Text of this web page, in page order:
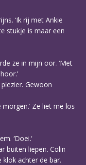
‘Ik rij met Ankie
stukje is maar een
ze in mijn oor. ‘Met
Gewoon
Ze liet me los
‘Doei.’
buiten liepen. Colin
achter de bar.